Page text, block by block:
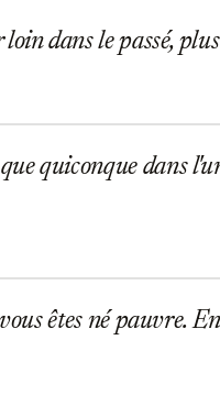
dans le passé,
quiconque dans
êtes né pauvre.